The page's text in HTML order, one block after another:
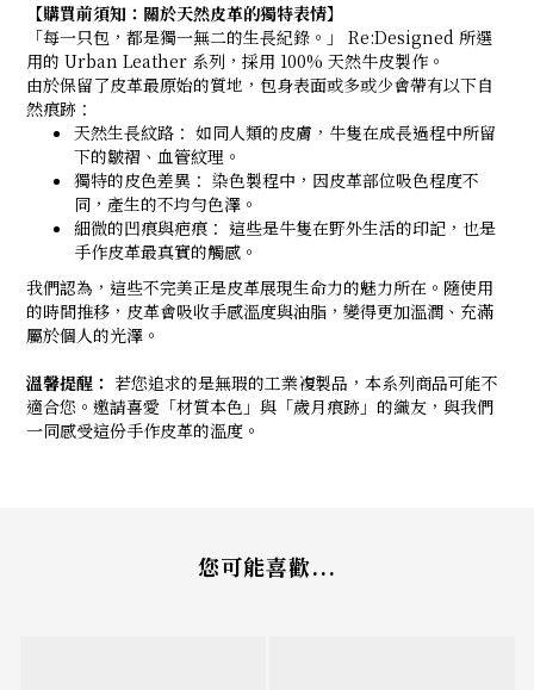
【購買前須知：關於天然皮革的獨特表情】
「每一只包，都是獨一無二的生長紀錄。」 Re:Designed 所選
用的 Urban Leather 系列，採用 100% 天然牛皮製作。
由於保留了皮革最原始的質地，包身表面或多或少會帶有以下自
然痕跡：
天然生長紋路： 如同人類的皮膚，牛隻在成長過程中所留
下的皺褶、血管紋理。
獨特的皮色差異： 染色製程中，因皮革部位吸色程度不
同，產生的不均勻色澤。
細微的凹痕與疤痕： 這些是牛隻在野外生活的印記，也是
手作皮革最真實的觸感。
我們認為，這些不完美正是皮革展現生命力的魅力所在。隨使用
的時間推移，皮革會吸收手感溫度與油脂，變得更加溫潤、充滿
屬於個人的光澤。
溫馨提醒： 若您追求的是無瑕的工業複製品，本系列商品可能不
適合您。邀請喜愛「材質本色」與「歲月痕跡」的織友，與我們
一同感受這份手作皮革的溫度。
您可能喜歡...